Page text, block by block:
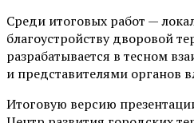
Среди итоговых работ —
благоустройству дворовой
разрабатывается в тесном
и представителями органов
Итоговую версию